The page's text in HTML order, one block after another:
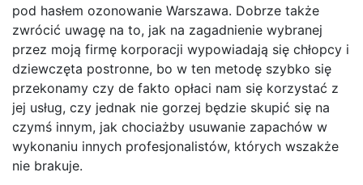
pod hasłem ozonowanie Warszawa. Dobrze także
zwrócić uwagę na to, jak na zagadnienie wybranej
przez moją firmę korporacji wypowiadają się chłopcy i
dziewczęta postronne, bo w ten metodę szybko się
przekonamy czy de fakto opłaci nam się korzystać z
jej usług, czy jednak nie gorzej będzie skupić się na
czymś innym, jak chociażby usuwanie zapachów w
wykonaniu innych profesjonalistów, których wszakże
nie brakuje.